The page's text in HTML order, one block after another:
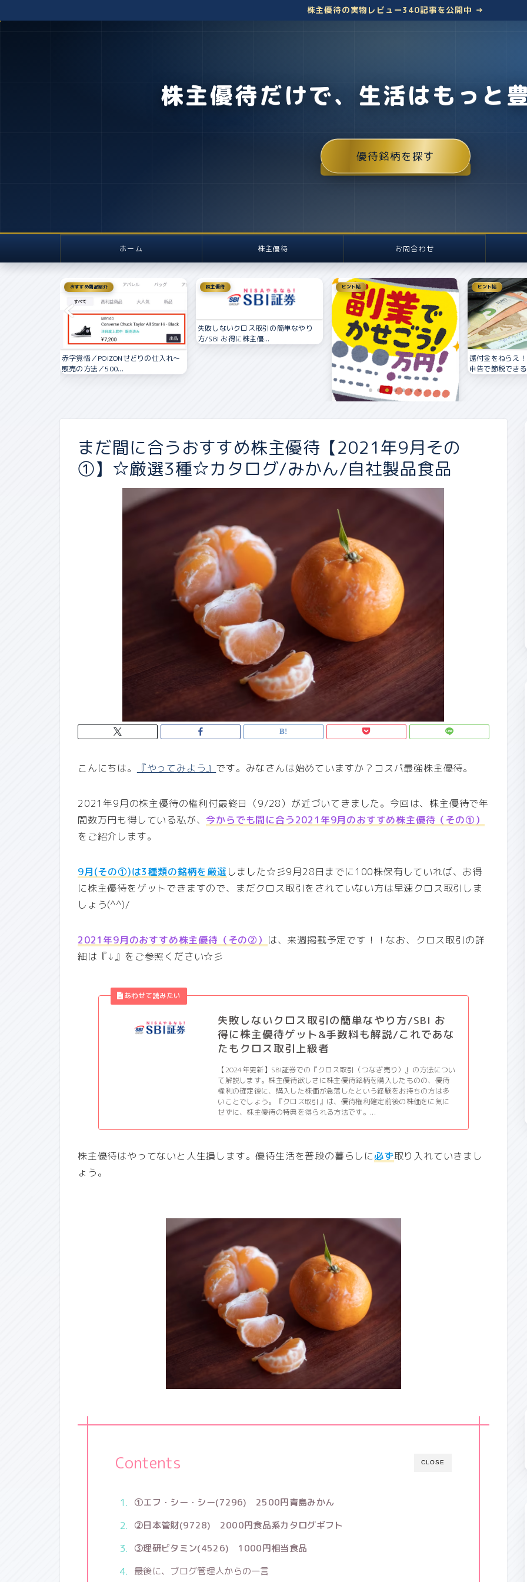
株主優待の実物レビュー340記事を公開中 →
株主優待だけで、生活はもっと
優待銘柄を探す
ホーム 株主優待 お問合わせ
おすすめ商品紹介
赤字覚悟／POIZONせどりの仕入れ〜
販売の方法／500...
株主優待
失敗しないクロス取引の簡単なやり
方/SBI お得に株主優...
ヒント帖 ヒント帖
還付金をねらえ
申告で節税でき
まだ間に合うおすすめ株主優待【2021年9月その
①】☆厳選3種☆カタログ/みかん/自社製品食品
こんにちは。 『やってみよう』 です。みなさんは始めていますか？コスパ最強株主優待。
2021年9月の株主優待の権利付最終日（9/28）が近づいてきました。今回は、株主優待で年
間数万円も得している私が、 今からでも間に合う2021年9月のおすすめ株主優待（その①）
をご紹介します。
9月(その①)は3種類の銘柄を厳選 しました☆彡9月28日までに100株保有していれば、お得
に株主優待をゲットできますので、まだクロス取引をされていない方は早速クロス取引しま
しょう(^^)/
2021年9月のおすすめ株主優待（その②） は、来週掲載予定です！！なお、クロス取引の詳
細は『↓』をご参照ください☆彡
失敗しないクロス取引の簡単なやり方/SBI お
得に株主優待ゲット&手数料も解説/これであな
たもクロス取引上級者
【2024年更新】SBI証券での『クロス取引（つなぎ売り）』の方法につい
て解説します。株主優待欲しさに株主優待銘柄を購入したものの、優待
権利の確定後に、購入した株価が急落したという経験をお持ちの方は多
いことでしょう。『クロス取引』は、優待権利確定前後の株価をに気に
せずに、株主優待の特典を得られる方法です。...
株主優待はやってないと人生損します。優待生活を普段の暮らしに必ず取り入れていきまし
ょう。
CLOSE
Contents
①エフ・シー・シー(7296) 2500円青島みかん
②日本管財(9728) 2000円食品系カタログギフト
③理研ビタミン(4526) 1000円相当食品
最後に、ブログ管理人からの一言